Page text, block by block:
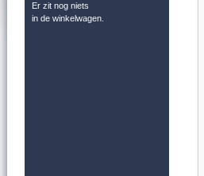
Er zit nog niets
in de winkelwagen.